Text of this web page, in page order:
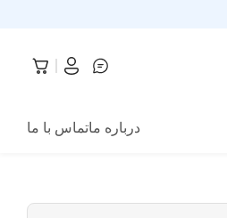
درباره ماتماس با ما